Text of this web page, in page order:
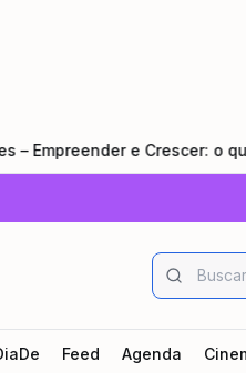
e Crescer: o que
Feed Agenda